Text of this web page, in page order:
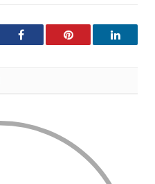
Facebook Pinterest